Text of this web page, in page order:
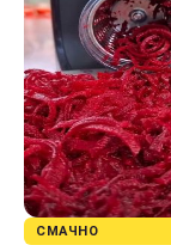
СМАЧНО